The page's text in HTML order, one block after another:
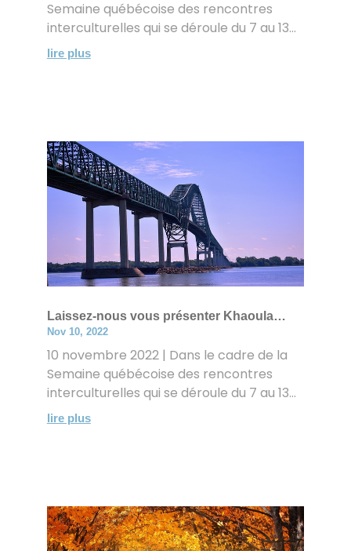
Semaine québécoise des rencontres
interculturelles qui se déroule du 7 au 13...
lire plus
Laissez-nous vous présenter Khaoula…
Nov 10, 2022
10 novembre 2022 | Dans le cadre de la
Semaine québécoise des rencontres
interculturelles qui se déroule du 7 au 13...
lire plus